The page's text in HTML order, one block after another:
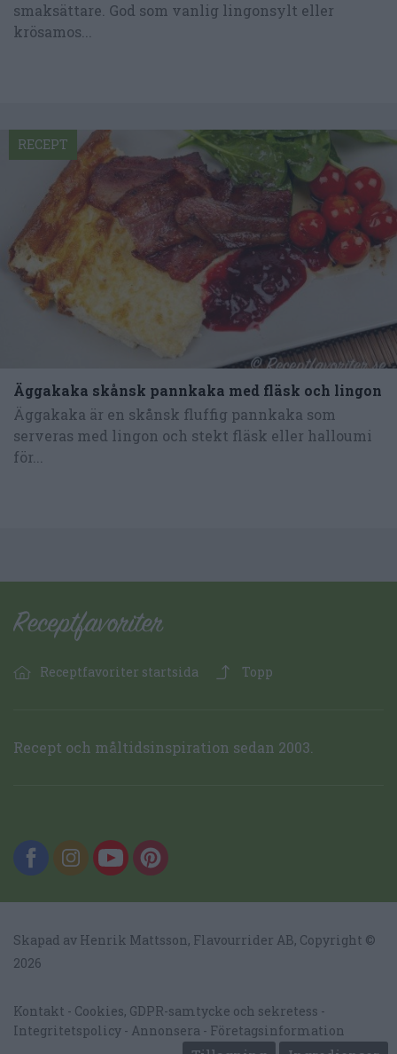
smaksättare. God som vanlig lingonsylt eller
krösamos...
Äggakaka skånsk pannkaka med fläsk och lingon
Äggakaka är en skånsk fluffig pannkaka som
serveras med lingon och stekt fläsk eller halloumi
för...
RECEPT
Receptfavoriter startsida Topp
Recept och måltidsinspiration sedan 2003.
Skapad av Henrik Mattsson, Flavourrider AB, Copyright ©
2026
Kontakt
Cookies, GDPR-samtycke och sekretess
Integritetspolicy
Annonsera Företagsinformation